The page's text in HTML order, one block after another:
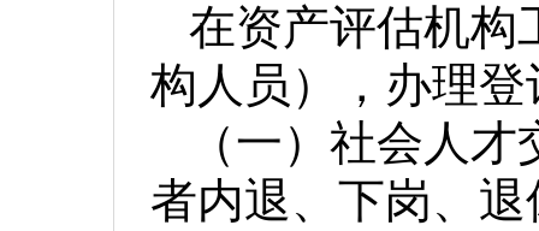
在资产评估机构
构人员），办理
（一）社会人
者内退、下岗、